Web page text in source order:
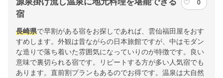
宿
0
長崎県で早割がある宿をお探しであれば、雲仙福田屋をおす
すめします。外観は昔ながらの日本旅館ですが、中はモダン
な造りで落ち着いた雰囲気になっていりのが特徴です。良い
意味で裏切られる宿です。リピートする方が多い人気宿でも
あります。直前割プランもあるのでお得です。温泉は大自然